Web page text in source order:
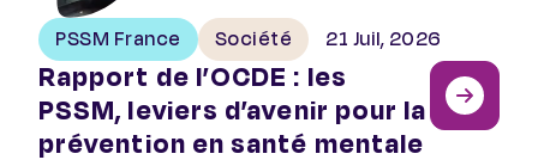
PSSM France Société 21 Juil, 2026
Rapport de l’OCDE : les
PSSM, leviers d’avenir pour la
prévention en santé mentale